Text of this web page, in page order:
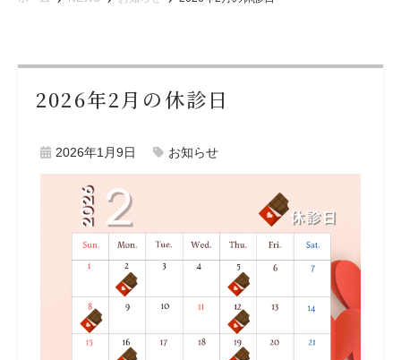
2026年2月の休診日
2026年1月9日 お知らせ